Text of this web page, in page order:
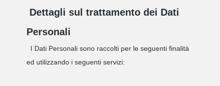
Dettagli sul trattamento dei Dati
Personali
I Dati Personali sono raccolti per le seguenti finalità
ed utilizzando i seguenti servizi: